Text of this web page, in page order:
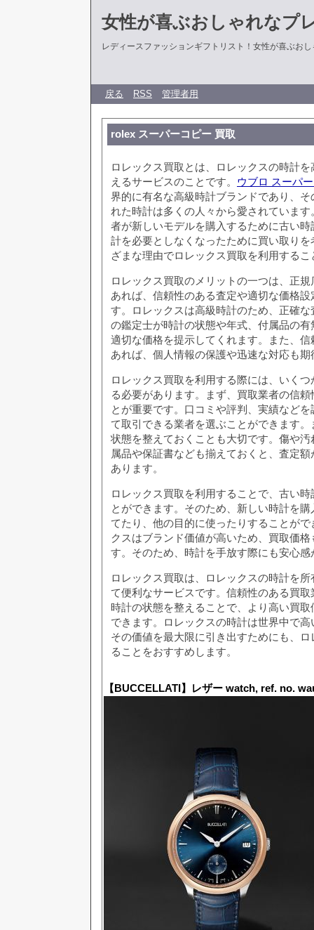
女性が喜ぶおしゃれなプ
レディースファッションギフトリスト！女性が喜ぶお
戻る RSS 管理者用
rolex スーパーコピー 買取
ロレックス買取とは、ロレックスの時計
えるサービスのことです。 ウブロ スーパ
界的に有名な高級時計ブランドであり、
れた時計は多くの人々から愛されていま
者が新しいモデルを購入するために古い
計を必要としなくなったために買い取り
ざまな理由でロレックス買取を利用する
ロレックス買取のメリットの一つは、正
あれば、信頼性のある査定や適切な価格
す。ロレックスは高級時計のため、正確
の鑑定士が時計の状態や年式、付属品の
適切な価格を提示してくれます。また、
あれば、個人情報の保護や迅速な対応も期
ロレックス買取を利用する際には、いく
る必要があります。まず、買取業者の信
とが重要です。口コミや評判、実績など
て取引できる業者を選ぶことができます
状態を整えておくことも大切です。傷や
属品や保証書なども揃えておくと、査定
あります。
ロレックス買取を利用することで、古い
とができます。そのため、新しい時計を
てたり、他の目的に使ったりすることが
クスはブランド価値が高いため、買取価
す。そのため、時計を手放す際にも安心感
ロレックス買取は、ロレックスの時計を
て便利なサービスです。信頼性のある買
時計の状態を整えることで、より高い買
できます。ロレックスの時計は世界中で
その価値を最大限に引き出すためにも、
ることをおすすめします。
【BUCCELLATI】レザー watch, ref. no.